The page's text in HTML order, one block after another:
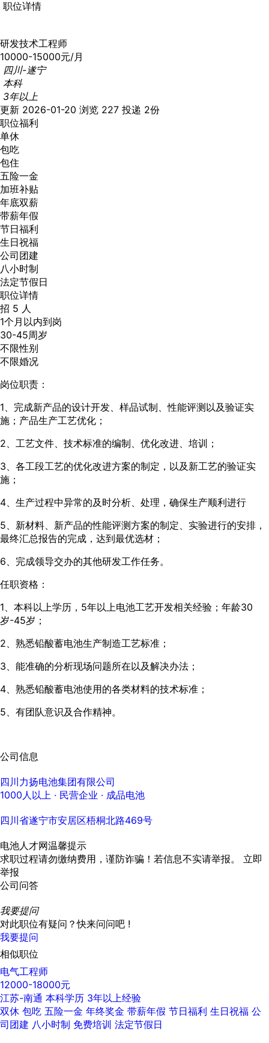
职位详情
研发技术工程师
10000-15000元/月
四川-遂宁
本科
3年以上
更新 2026-01-20 浏览 227 投递 2份
职位福利
单休
包吃
包住
五险一金
加班补贴
年底双薪
带薪年假
节日福利
生日祝福
公司团建
八小时制
法定节假日
职位详情
招 5 人
1个月以内到岗
30-45周岁
不限性别
不限婚况
岗位职责：
1、完成新产品的设计开发、样品试制、性能评测以及验证实
施；产品生产工艺优化；
2、工艺文件、技术标准的编制、优化改进、培训；
3、各工段工艺的优化改进方案的制定，以及新工艺的验证实
施；
4、生产过程中异常的及时分析、处理，确保生产顺利进行
5、新材料、新产品的性能评测方案的制定、实验进行的安排，
最终汇总报告的完成，达到最优选材；
6、完成领导交办的其他研发工作任务。
任职资格：
1、本科以上学历，5年以上电池工艺开发相关经验；年龄30
岁-45岁；
2、熟悉铅酸蓄电池生产制造工艺标准；
3、能准确的分析现场问题所在以及解决办法；
4、熟悉铅酸蓄电池使用的各类材料的技术标准；
5、有团队意识及合作精神。
公司信息
四川力扬电池集团有限公司
1000人以上 · 民营企业 · 成品电池
四川省遂宁市安居区梧桐北路469号
电池人才网温馨提示
求职过程请勿缴纳费用，谨防诈骗！若信息不实请举报。 立即
举报
公司问答
我要提问
对此职位有疑问？快来问问吧 !
我要提问
相似职位
电气工程师
12000-18000元
江苏-南通 本科学历 3年以上经验
双休 包吃 五险一金 年终奖金 带薪年假 节日福利 生日祝福 公
司团建 八小时制 免费培训 法定节假日